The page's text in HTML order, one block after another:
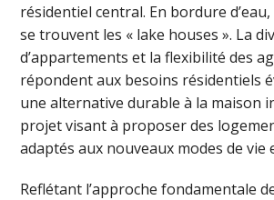
résidentiel central. En bordure
se trouvent les « lake houses ». La
d’appartements et la flexibilité des
répondent aux besoins résidentiels
une alternative durable à la maison
projet visant à proposer des
adaptés aux nouveaux modes de vie
Reflétant l’approche fondamentale